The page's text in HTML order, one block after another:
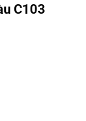
C103